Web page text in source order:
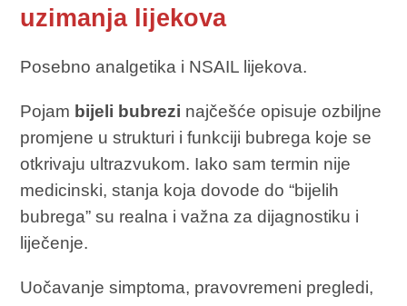
uzimanja lijekova
Posebno analgetika i NSAIL lijekova.
Pojam bijeli bubrezi najčešće opisuje ozbiljne
promjene u strukturi i funkciji bubrega koje se
otkrivaju ultrazvukom. Iako sam termin nije
medicinski, stanja koja dovode do “bijelih
bubrega” su realna i važna za dijagnostiku i
liječenje.
Uočavanje simptoma, pravovremeni pregledi,